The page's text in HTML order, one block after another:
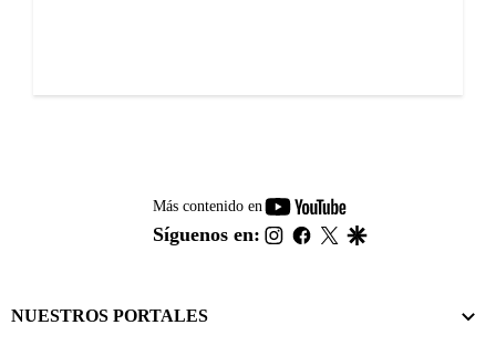
Más contenido en
youtube-
footer
Síguenos en: instagram
facebook
twitter
NUESTROS PORTALES